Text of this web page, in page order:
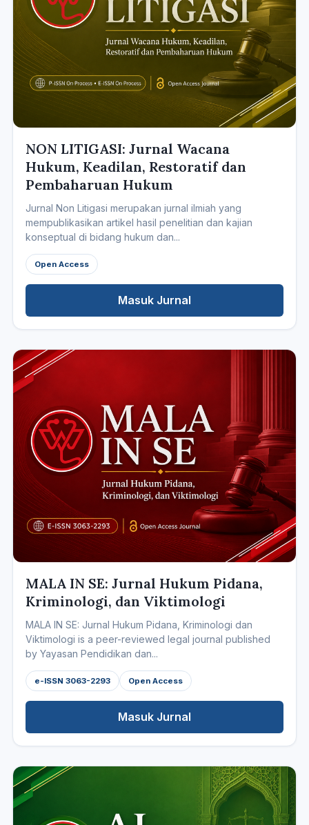
NON LITIGASI: Jurnal Wacana
Hukum, Keadilan, Restoratif dan
Pembaharuan Hukum
Jurnal Non Litigasi merupakan jurnal ilmiah yang
mempublikasikan artikel hasil penelitian dan kajian
konseptual di bidang hukum dan...
Open Access
Masuk Jurnal
MALA IN SE: Jurnal Hukum Pidana,
Kriminologi, dan Viktimologi
MALA IN SE: Jurnal Hukum Pidana, Kriminologi dan
Viktimologi is a peer-reviewed legal journal published
by Yayasan Pendidikan dan...
e-ISSN 3063-2293 Open Access
Masuk Jurnal